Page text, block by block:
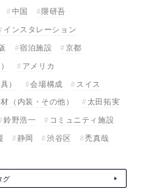
中国
隈研吾
インスタレーション
宿泊施設
京都
アメリカ
） 会場構成
スイス
（内装・その他）
太田拓実
鈴野浩一
コミュニティ施設
静岡 渋谷区 禿真哉
グ